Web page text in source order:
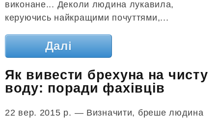
виконане... Деколи людина лукавила,
керуючись найкращими почуттями,...
Далі
Як вивести брехуна на чисту
воду: поради фахівців
22 вер. 2015 р. — Визначити, бреше людина